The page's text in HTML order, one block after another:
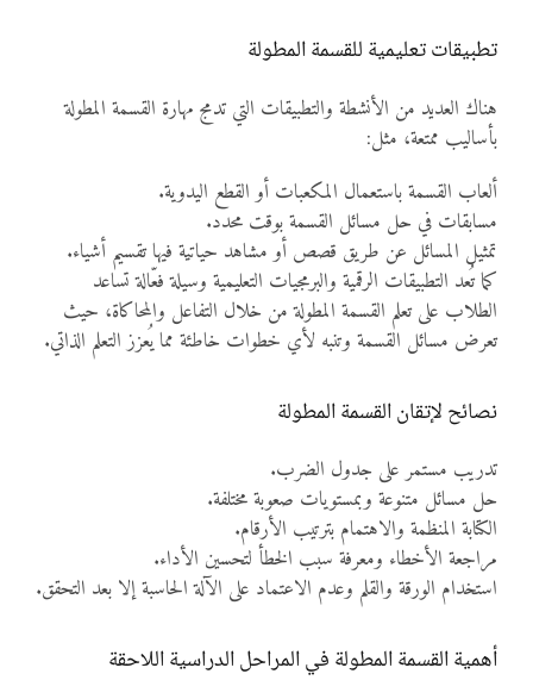
تطبيقات تعليمية للقسمة المطولة
هناك العديد من الأنشطة والتطبيقات التي تدمج مهارة القسمة المطولة
بأساليب ممتعة، مثل:
ألعاب القسمة باستعمال المكعبات أو القطع اليدوية.
مسابقات في حل مسائل القسمة بوقت محدد.
تمثيل المسائل عن طريق قصص أو مشاهد حياتية فيها تقسيم أشياء.
كما تُعد التطبيقات الرقمية والبرمجيات التعليمية وسيلة فعّالة تساعد
الطلاب على تعلم القسمة المطولة من خلال التفاعل والمحاكاة، حيث
تعرض مسائل القسمة وتنبه لأي خطوات خاطئة مما يُعزز التعلم الذاتي.
نصائح لإتقان القسمة المطولة
تدريب مستمر على جدول الضرب.
حل مسائل متنوعة وبمستويات صعوبة مختلفة.
الكتابة المنظمة والاهتمام بترتيب الأرقام.
مراجعة الأخطاء ومعرفة سبب الخطأ لتحسين الأداء.
استخدام الورقة والقلم وعدم الاعتماد على الآلة الحاسبة إلا بعد التحقق.
أهمية القسمة المطولة في المراحل الدراسية اللاحقة